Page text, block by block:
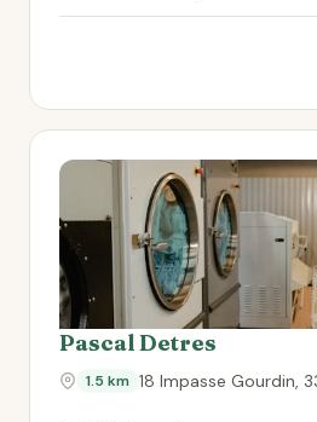
Pascal Detres
1.5 km 18 Impasse Gourdin,